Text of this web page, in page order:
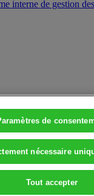
interne de gestion
de
nécessaire
Tout accepter